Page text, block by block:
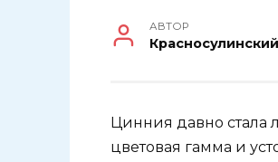
АВТОР
Цинния давно стала
цветовая гамма и